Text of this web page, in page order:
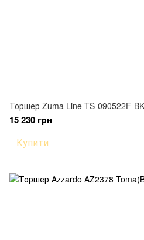
Торшер Zuma Line TS-090522F-
15 230 грн
Купити